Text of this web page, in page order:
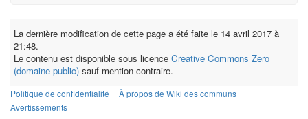
La dernière modification de cette page a été faite le 14 avril 2017 à
21:48.
Le contenu est disponible sous licence Creative Commons Zero
(domaine public) sauf mention contraire.
Politique de confidentialité
À propos de Wiki des communs
Avertissements